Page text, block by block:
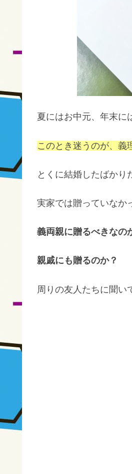
夏にはお中元、年末に
このとき迷うのが、義
とくに結婚したばかり
実家では贈っていなか
義両親に贈るべきなの
親戚にも贈るのか？
周りの友人たちに聞い